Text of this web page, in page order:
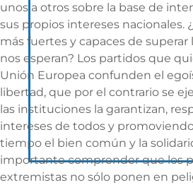
unos a otros sobre la base de
sus propios intereses nacionales.
más fuertes y capaces de superar
nos esperan? Los partidos que
Unión Europea confunden el
libertad, que por el contrario se
las instituciones la garantizan,
intereses de todos y
tiempo el bien común y la
importante comprender que los
extremistas no sólo ponen en